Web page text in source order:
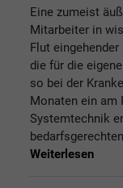
Eine zumeist
Mitarbeiter in
Flut
die für die
so bei der
Monaten ein am
Systemtechnik
Weiterlesen